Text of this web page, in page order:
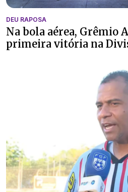
DEU RAPOSA
Na bola aérea, Grêmio
primeira vitória na